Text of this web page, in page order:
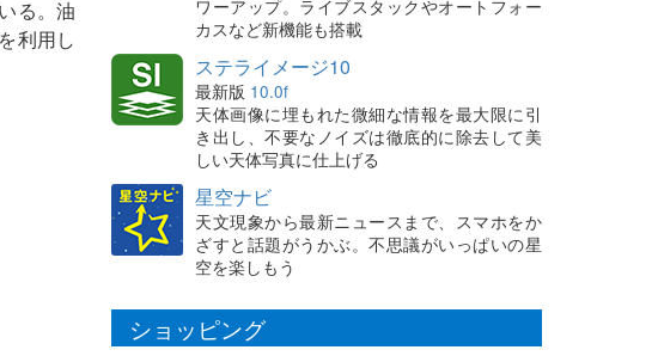
る。油
利用し
ワーアップ。ライブスタックやオートフォー
カスなど新機能も搭載
ステライメージ10
最新版 10.0f
天体画像に埋もれた微細な情報を最大限に引
き出し、不要なノイズは徹底的に除去して美
しい天体写真に仕上げる
星空ナビ
天文現象から最新ニュースまで、スマホをか
ざすと話題がうかぶ。不思議がいっぱいの星
空を楽しもう
ショッピング